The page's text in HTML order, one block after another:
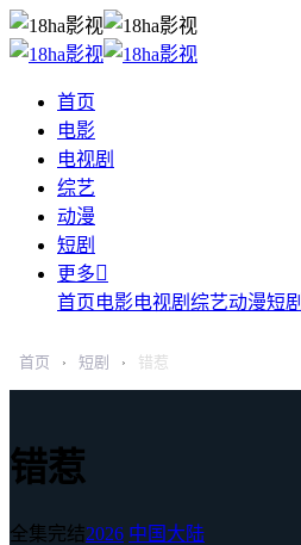
首页
电影
电视剧
综艺
动漫
短剧
更多
首页电影电视剧 综艺动漫短剧
首页 › 短剧 › 错惹
错惹
全集完结2026 中国大陆